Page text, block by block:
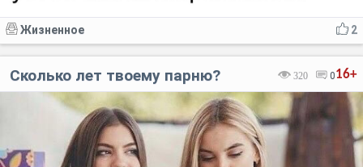
2
Жизненное
16+
320 0
Сколько лет твоему парню?